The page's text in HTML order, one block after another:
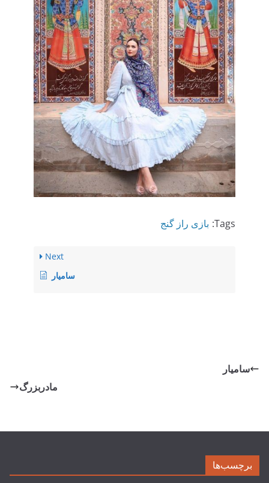
Tags: بازی راز گنج
Next
سامیار
سامیار
مادربزرگ
برچسب‌ها